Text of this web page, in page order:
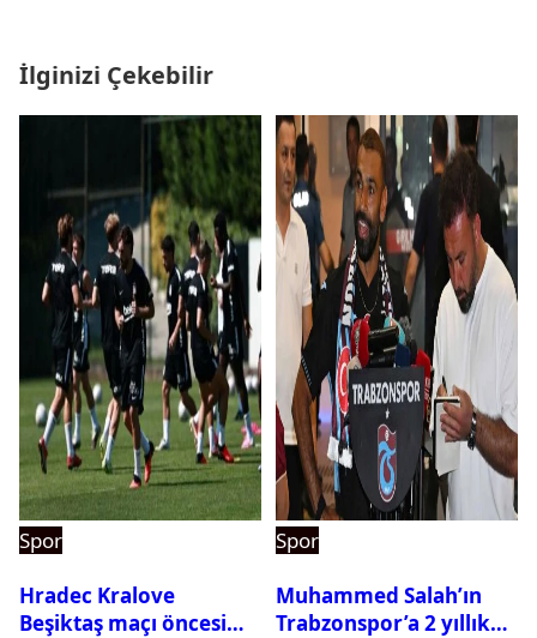
İlginizi Çekebilir
Spor
Hradec Kralove
Beşiktaş maçı öncesi
Spor
Muhammed Salah’ın
Trabzonspor’a 2 yıllık